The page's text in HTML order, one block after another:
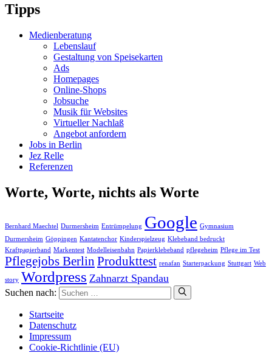
Tipps
Medienberatung
Lebenslauf
Gestaltung von Speisekarten
Ads
Homepages
Online-Shops
Jobsuche
Musik für Websites
Virtueller Nachlaß
Angebot anfordern
Jobs in Berlin
Jez Relle
Referenzen
Worte, Worte, nichts als Worte
Bernhard Maechtel Durmersheim Entrümpelung Google Gymnasium
Durmersheim Göppingen Kantatenchor Kinderspielzeug Klebeband bedruckt
Kraftpapierband Markentest Modelleisenbahn Papierklebeband pflegeheim Pflege im Test
Pflegejobs Berlin Produkttest renafan Starterpackung Stuttgart Web
story Wordpress Zahnarzt Spandau
Suchen nach:
Startseite
Datenschutz
Impressum
Cookie-Richtlinie (EU)